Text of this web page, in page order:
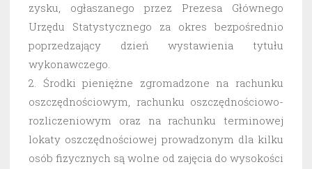
zysku, ogłaszanego przez Prezesa Głównego
Urzędu Statystycznego za okres bezpośrednio
poprzedzający dzień wystawienia tytułu
wykonawczego.
2. Środki pieniężne zgromadzone na rachunku
oszczędnościowym, rachunku oszczędnościowo-
rozliczeniowym oraz na rachunku terminowej
lokaty oszczędnościowej prowadzonym dla kilku
osób fizycznych są wolne od zajęcia do wysokości